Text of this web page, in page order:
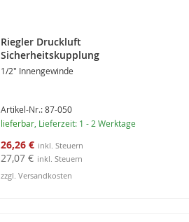
Riegler Druckluft
Sicherheitskupplung
1/2" Innengewinde
Artikel-Nr.: 87-050
lieferbar , Lieferzeit: 1 - 2 Werktage
Sonderangebot
26,26 €
27,07 €
zzgl. Versandkosten